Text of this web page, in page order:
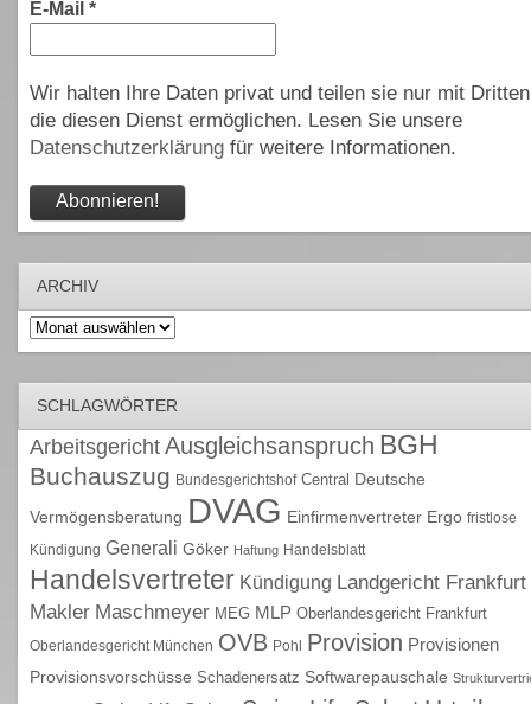
E-Mail *
Wir halten Ihre Daten privat und teilen sie nur mit
die diesen Dienst ermöglichen. Lesen Sie unsere
Datenschutzerklärungfür weitere Informationen.
ARCHIV
Archiv
SCHLAGWÖRTER
Arbeitsgericht Ausgleichsanspruch BGH
Buchauszug Bundesgerichtshof Central Deutsche
Vermögensberatung DVAG Einfirmenvertreter Ergo fristlose
Kündigung Generali Göker Haftung Handelsblatt
Handelsvertreter Kündigung Landgericht Frankfurt
Makler Maschmeyer MEG MLP Oberlandesgericht Frankfurt
Oberlandesgericht München OVB Pohl Provision Provisionen
Provisionsvorschüsse Schadenersatz Softwarepauschale